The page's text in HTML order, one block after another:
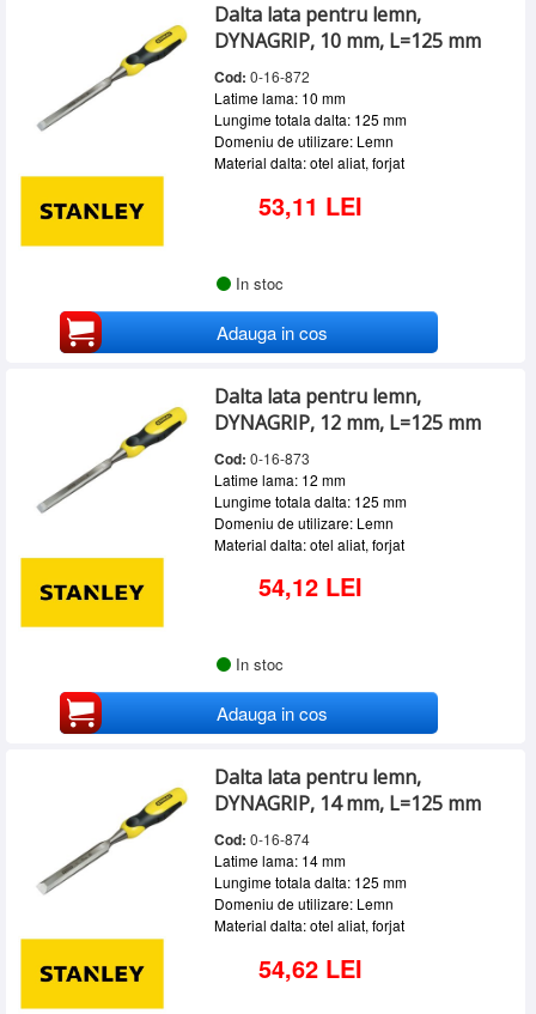
Dalta lata pentru lemn,
DYNAGRIP, 10 mm, L=125 mm
Cod: 0-16-872
Latime lama: 10 mm
Lungime totala dalta: 125 mm
Domeniu de utilizare: Lemn
Material dalta: otel aliat, forjat
53,11 LEI
In stoc
Adauga in cos
Dalta lata pentru lemn,
DYNAGRIP, 12 mm, L=125 mm
Cod: 0-16-873
Latime lama: 12 mm
Lungime totala dalta: 125 mm
Domeniu de utilizare: Lemn
Material dalta: otel aliat, forjat
54,12 LEI
In stoc
Adauga in cos
Dalta lata pentru lemn,
DYNAGRIP, 14 mm, L=125 mm
Cod: 0-16-874
Latime lama: 14 mm
Lungime totala dalta: 125 mm
Domeniu de utilizare: Lemn
Material dalta: otel aliat, forjat
54,62 LEI